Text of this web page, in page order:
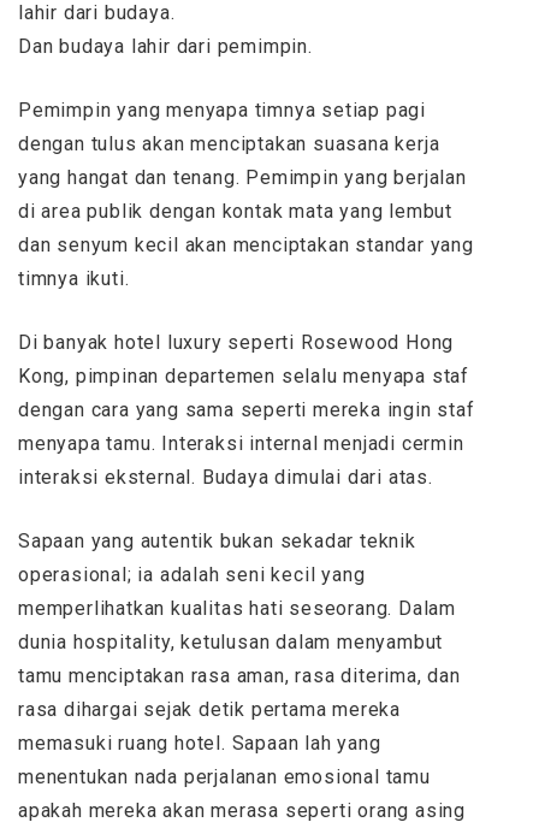
lahir dari budaya.
Dan budaya lahir dari pemimpin.
Pemimpin yang menyapa timnya setiap pagi
dengan tulus akan menciptakan suasana kerja
yang hangat dan tenang. Pemimpin yang berjalan
di area publik dengan kontak mata yang lembut
dan senyum kecil akan menciptakan standar yang
timnya ikuti.
Di banyak hotel luxury seperti Rosewood Hong
Kong, pimpinan departemen selalu menyapa staf
dengan cara yang sama seperti mereka ingin staf
menyapa tamu. Interaksi internal menjadi cermin
interaksi eksternal. Budaya dimulai dari atas.
Sapaan yang autentik bukan sekadar teknik
operasional; ia adalah seni kecil yang
memperlihatkan kualitas hati seseorang. Dalam
dunia hospitality, ketulusan dalam menyambut
tamu menciptakan rasa aman, rasa diterima, dan
rasa dihargai sejak detik pertama mereka
memasuki ruang hotel. Sapaan lah yang
menentukan nada perjalanan emosional tamu
apakah mereka akan merasa seperti orang asing